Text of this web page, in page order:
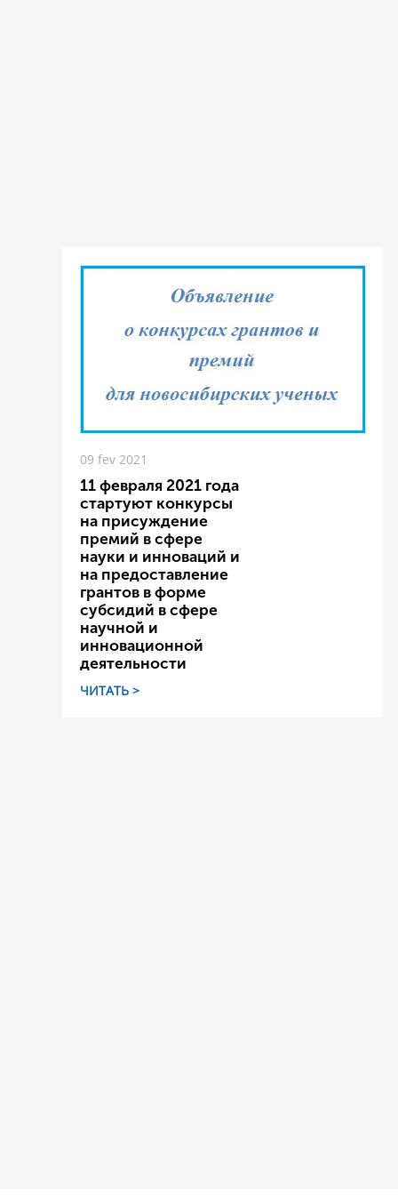
09 fev 2021
11 февраля 2021 года
стартуют конкурсы
на присуждение
премий в сфере
науки и инноваций и
на предоставление
грантов в форме
субсидий в сфере
научной и
инновационной
деятельности
ЧИТАТЬ >